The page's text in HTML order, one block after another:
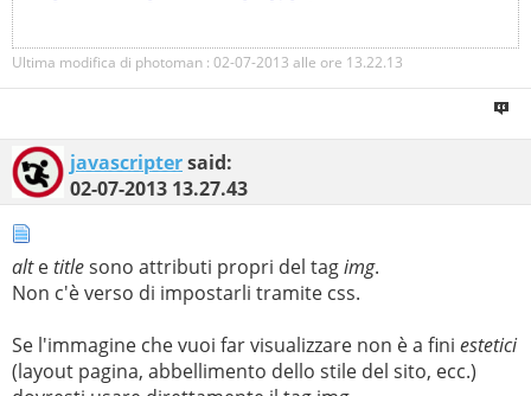
Ultima modifica di photoman : 02-07-2013 alle ore 13.22.13
javascriptersaid:
02-07-2013 13.27.43
altetitlesono attributi propri del tagimg.
Non c'è verso di impostarli tramite css.
Se l'immagine che vuoi far visualizzare non è a fini estetici
(layout pagina, abbellimento dello stile del sito, ecc.)